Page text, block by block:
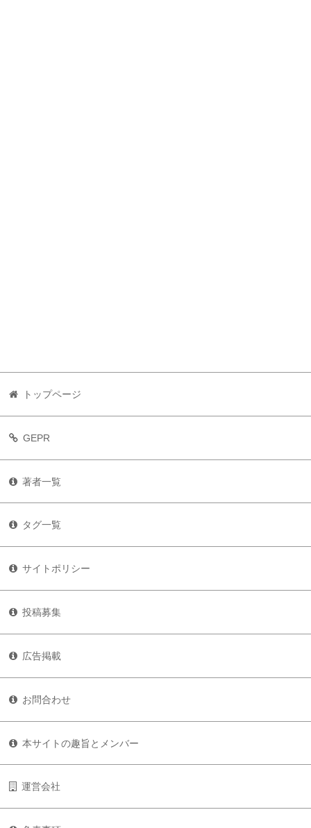
トップページ
GEPR
著者一覧
タグ一覧
サイトポリシー
投稿募集
広告掲載
お問合わせ
本サイトの趣旨とメンバー
運営会社